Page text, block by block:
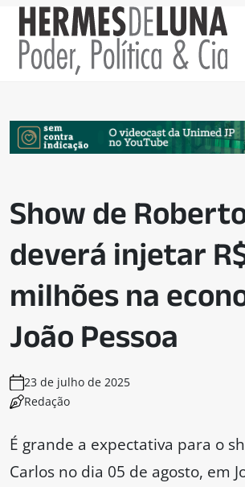
Show de
deverá injetar
milhões na
João Pessoa
23 de julho de 2025
Redação
É grande a expectativa para o
Carlos no dia 05 de agosto, em